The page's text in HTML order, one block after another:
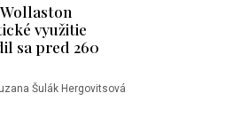
využitie
sa pred 260
Šulák Hergovitsová